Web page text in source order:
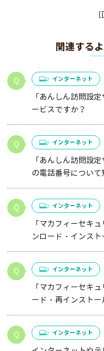
関連する
インターネット
「あんしん訪問設
ービスですか？
インターネット
「あんしん訪問設
の電話番号について
インターネット
「マカフィーセキ
ンロード・インスト
インターネット
「マカフィーセキ
ード・再インストー
インターネット